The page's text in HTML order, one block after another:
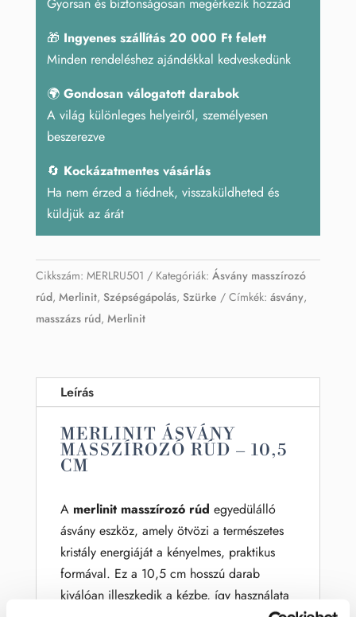
🎁 Ingyenes szállítás 20 000 Ft felett
Minden rendeléshez ajándékkal kedveskedünk
🌍 Gondosan válogatott darabok
A világ különleges helyeiről, személyesen
beszerezve
🔄 Kockázatmentes vásárlás
Ha nem érzed a tiédnek, visszaküldheted és
küldjük az árát
Cikkszám: MERLRU501 Kategóriák: Ásvány masszírozó
rúd, Merlinit, Szépségápolás, Szürke Címkék: ásvány,
masszázs rúd, Merlinit
Leírás
MERLINIT ÁSVÁNY
MASSZÍROZÓ RÚD – 10,5
CM
A merlinit masszírozó rúd egyedülálló
ásvány eszköz, amely ötvözi a természetes
kristály energiáját a kényelmes, praktikus
formával. Ez a 10,5 cm hosszú darab
kiválóan illeszkedik a kézbe, így használata